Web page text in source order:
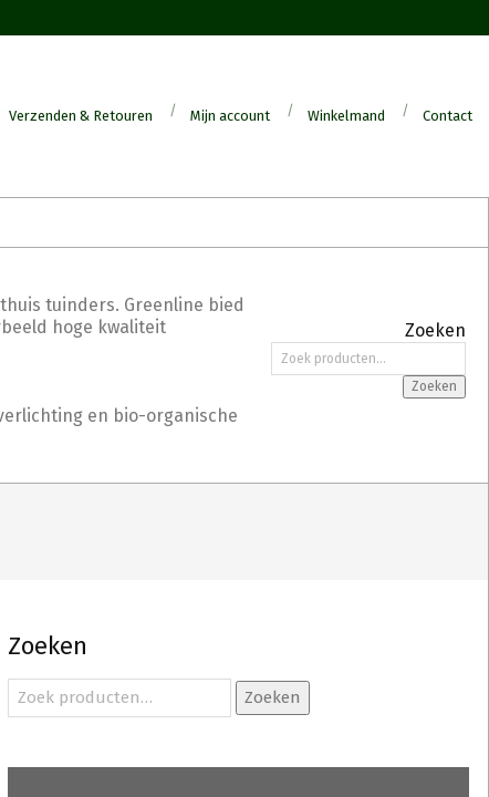
Verzenden & Retouren Mijn account Winkelmand Contact
tuinders. Greenline bied
hoge kwaliteit
en bio-organische
Zoeken
Zoeken
naar:
Zoeken
Zoeken
Zoeken
naar:
Zoeken